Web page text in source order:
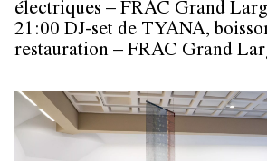
électriques – FRAC Grand
21:00 DJ-set de TYANA,
restauration – FRAC Grand